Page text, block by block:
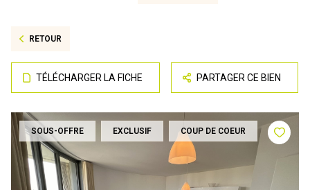
RETOUR
TÉLÉCHARGER LA FICHE PARTAGER CE BIEN
SOUS-OFFRE EXCLUSIF COUP DE COEUR